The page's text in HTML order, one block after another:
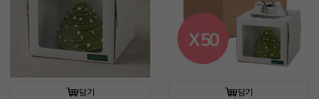
담기 담기